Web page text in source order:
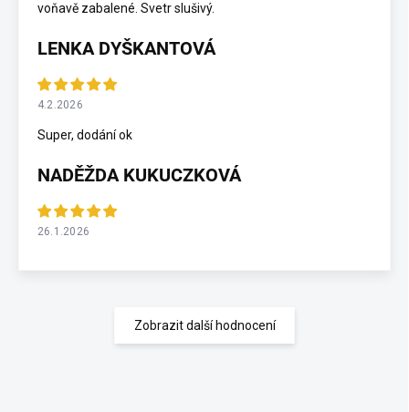
voňavě zabalené. Svetr slušivý.
LENKA DYŠKANTOVÁ
4.2.2026
Super, dodání ok
NADĚŽDA KUKUCZKOVÁ
26.1.2026
Zobrazit další hodnocení